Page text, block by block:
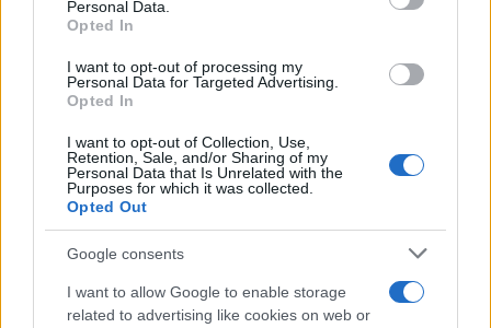
Personal Data.
Opted In
I want to opt-out of processing my
Personal Data for Targeted Advertising.
Opted In
I want to opt-out of Collection, Use,
Retention, Sale, and/or Sharing of my
Personal Data that Is Unrelated with the
Purposes for which it was collected.
Opted Out
Google consents
I want to allow Google to enable storage
related to advertising like cookies on web or
Ιωάννα Τούνη: Ο προορισμός που επέλεξε για να
γιορτάσει τα 33α γενέθλιά της
ΤΖΏΡΤΖΙΑ ΓΕΩΡΓΊΟΥ